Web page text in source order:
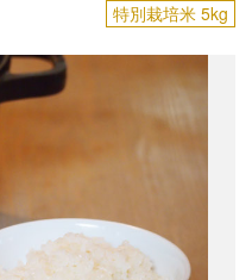
特別栽培米 5kg